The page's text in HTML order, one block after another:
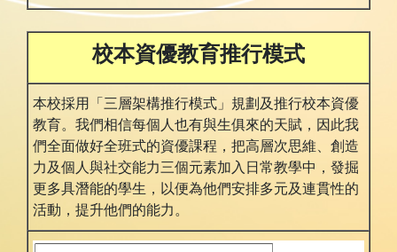
校本資優教育推行模式
本校採用「三層架構推行模式」規劃及推行校本資優
教育。我們相信每個人也有與生俱來的天賦，因此我
們全面做好全班式的資優課程，把高層次思維、創造
力及個人與社交能力三個元素加入日常教學中，發掘
更多具潛能的學生，以便為他們安排多元及連貫性的
活動，提升他們的能力。